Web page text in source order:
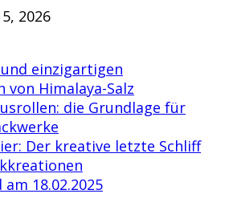
2026
einzigartigen
von Himalaya-Salz
die Grundlage für
Der kreative letzte Schliff
18.02.2025